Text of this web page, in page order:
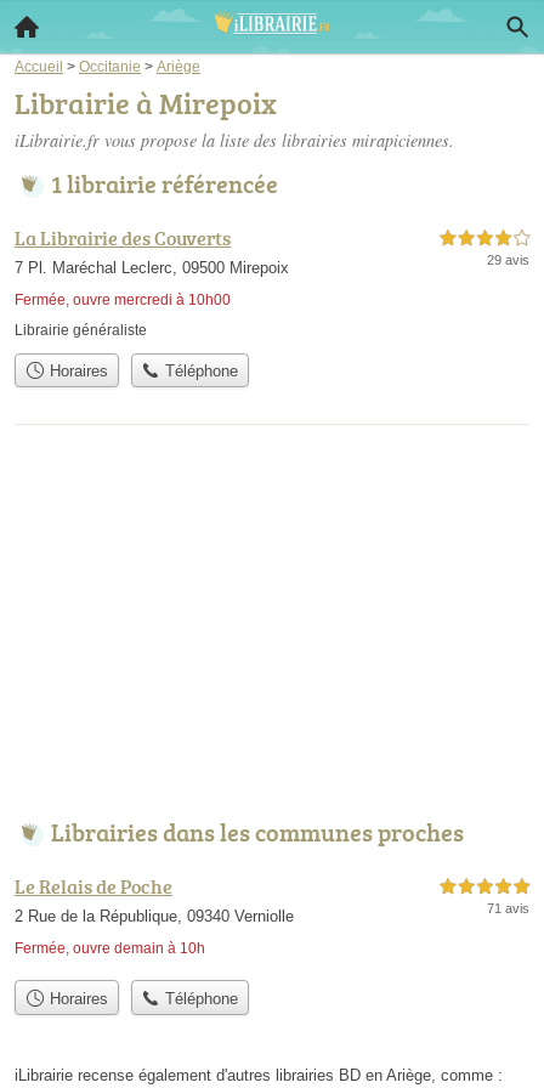
Accueil > Occitanie > Ariège
Librairie à Mirepoix
iLibrairie.fr vous propose la liste des librairies mirapiciennes.
1 librairie référencée
La Librairie des Couverts
7 Pl. Maréchal Leclerc, 09500 Mirepoix
Fermée, ouvre mercredi à 10h00
4,0 étoiles sur 5
29 avis
Librairie généraliste
Horaires Téléphone
Librairies dans les communes proches
Le Relais de Poche
2 Rue de la République, 09340 Verniolle
Fermée, ouvre demain à 10h
5,0 étoiles sur 5
71 avis
Horaires Téléphone
iLibrairie recense également d'autres librairies BD en Ariège, comme :